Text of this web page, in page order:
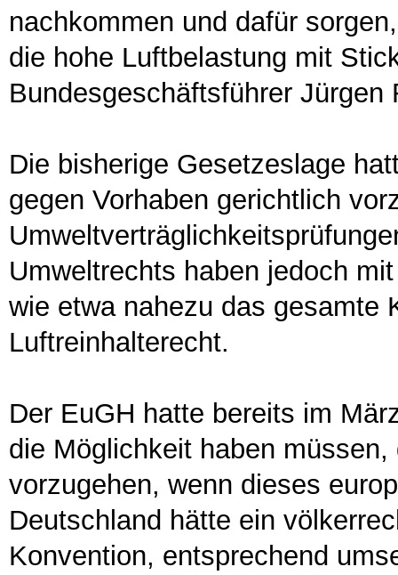
nachkommen und dafür
die hohe Luftbelastung mit
Bundesgeschäftsführer Jürgen
Die bisherige Gesetzeslage
gegen Vorhaben gerichtlich
Umweltrechts haben jedoch
wie etwa nahezu das gesamte
Luftreinhalterecht.
Der EuGH hatte bereits im
die Möglichkeit haben
vorzugehen, wenn dieses
Deutschland hätte ein
Konvention, entsprechend